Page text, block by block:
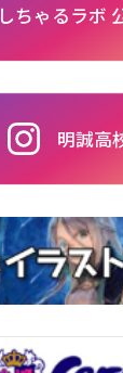
しちゃるラボ
明誠高